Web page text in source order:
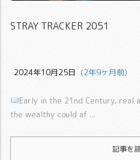
STRAY TRACKER 2051
2024年10月25日
  (2年9ヶ月前)
Early in the 21nd Century, real
the wealthy could af ...
記事を